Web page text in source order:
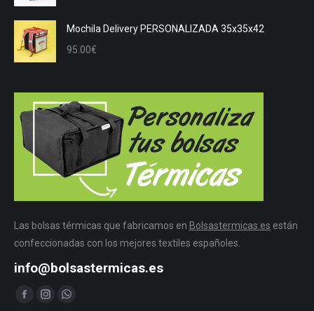
Mochila Delivery PERSONALIZADA 35x35x42
95.00€
Las bolsas térmicas que fabricamos en Bolsastermicas.es están
confeccionadas con los mejores textiles españoles.
info@bolsastermicas.es
Encuéntranos en:
Facebook
InstagramWhatsapp